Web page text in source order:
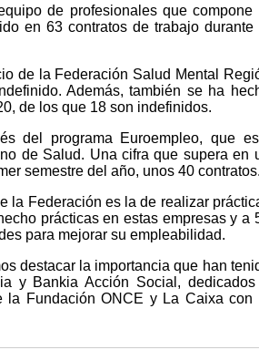
de profesionales que compone
en 63 contratos de trabajo durante
de la Federación Salud Mental
Además, también se ha
de los que 18 son indefinidos.
del programa Euroempleo, que
de Salud. Una cifra que supera en
semestre del año, unos 40 contratos.
la Federación es la de realizar
prácticas en estas empresas y a
para mejorar su empleabilidad.
destacar la importancia que han
y Bankia Acción Social,
la Fundación ONCE y La Caixa con